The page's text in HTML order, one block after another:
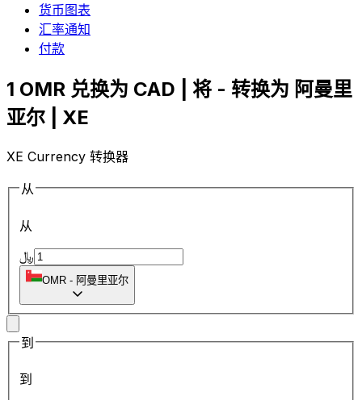
货币图表
汇率通知
付款
1 OMR 兑换为 CAD | 将 - 转换为 阿曼里
亚尔 | XE
XE Currency 转换器
从
从
﷼
OMR - 阿曼里亚尔
到
到